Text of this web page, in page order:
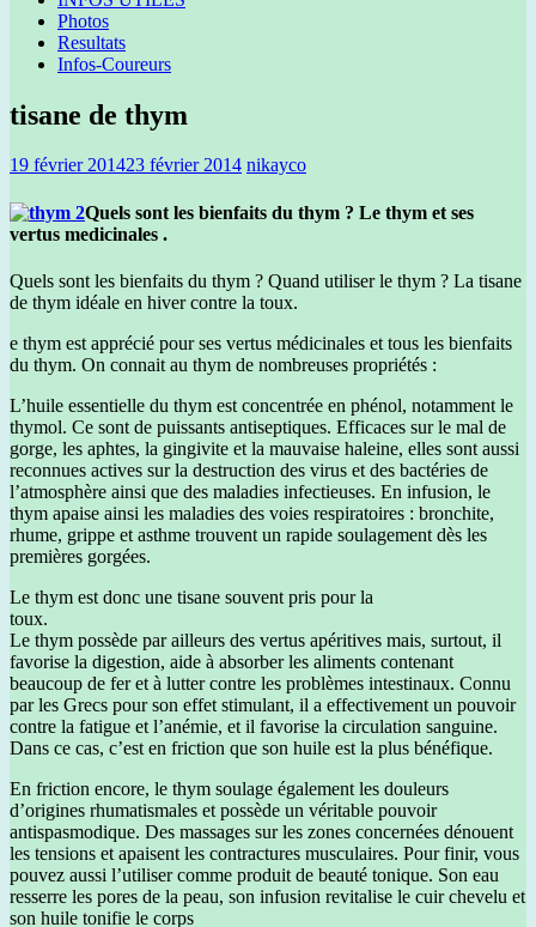
Photos
Resultats
Infos-Coureurs
tisane de thym
19 février 201423 février 2014 nikayco
Quels sont les bienfaits du thym ? Le thym et ses
vertus medicinales .
Quels sont les bienfaits du thym ? Quand utiliser le thym ? La tisane
de thym idéale en hiver contre la toux.
e thym est apprécié pour ses vertus médicinales et tous les bienfaits
du thym. On connait au thym de nombreuses propriétés :
L’huile essentielle du thym est concentrée en phénol, notamment le
thymol. Ce sont de puissants antiseptiques. Efficaces sur le mal de
gorge, les aphtes, la gingivite et la mauvaise haleine, elles sont aussi
reconnues actives sur la destruction des virus et des bactéries de
l’atmosphère ainsi que des maladies infectieuses. En infusion, le
thym apaise ainsi les maladies des voies respiratoires : bronchite,
rhume, grippe et asthme trouvent un rapide soulagement dès les
premières gorgées.
Le thym est donc une tisane souvent pris pour la
Le thym possède par ailleurs des vertus apéritives mais, surtout, il
favorise la digestion, aide à absorber les aliments contenant
beaucoup de fer et à lutter contre les problèmes intestinaux. Connu
par les Grecs pour son effet stimulant, il a effectivement un pouvoir
contre la fatigue et l’anémie, et il favorise la circulation sanguine.
Dans ce cas, c’est en friction que son huile est la plus bénéfique.
En friction encore, le thym soulage également les douleurs
d’origines rhumatismales et possède un véritable pouvoir
antispasmodique. Des massages sur les zones concernées dénouent
les tensions et apaisent les contractures musculaires. Pour finir, vous
pouvez aussi l’utiliser comme produit de beauté tonique. Son eau
resserre les pores de la peau, son infusion revitalise le cuir chevelu et
son huile tonifie le corps